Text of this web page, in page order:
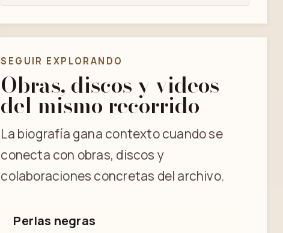
SEGUIR EXPLORANDO
Obras, discos y videos
del mismo recorrido
La biografía gana contexto cuando se
conecta con obras, discos y
colaboraciones concretas del archivo.
Perlas negras